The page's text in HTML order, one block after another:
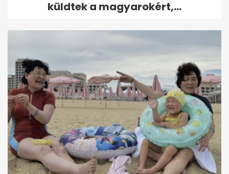
küldtek a magyarokért,...